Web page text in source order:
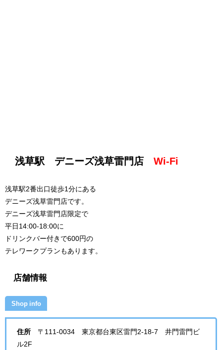
浅草駅 デニーズ浅草雷門店 Wi-Fi
浅草駅2番出口徒歩1分にある
デニーズ浅草雷門店です。
デニーズ浅草雷門店限定で
平日14:00-18:00に
ドリンクバー付きで600円の
テレワークプランもあります。
店舗情報
Shop info
住所 〒111-0034 東京都台東区雷門2-18-7 井門雷門ビ
ル2F